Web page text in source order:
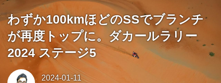
わずか100kmほどのSSでブランチ
が再度トップに。ダカールラリー
2024 ステージ5
2024-01-11